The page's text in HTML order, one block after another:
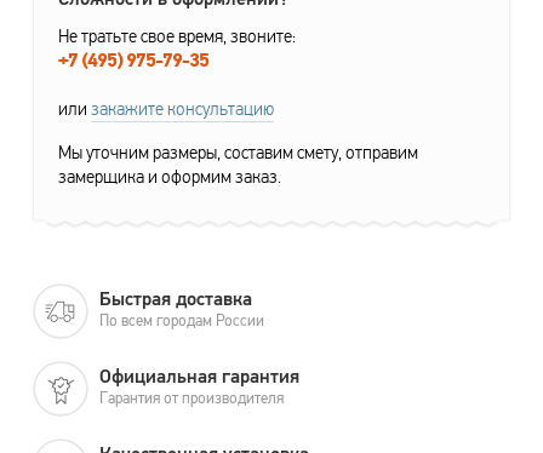
Не тратьте свое время, звоните:
+7 (495) 975-79-35
или закажите консультацию
Мы уточним размеры, составим смету, отправим
замерщика и оформим заказ.
Быстрая доставка
По всем городам России
Официальная гарантия
Гарантия от производителя